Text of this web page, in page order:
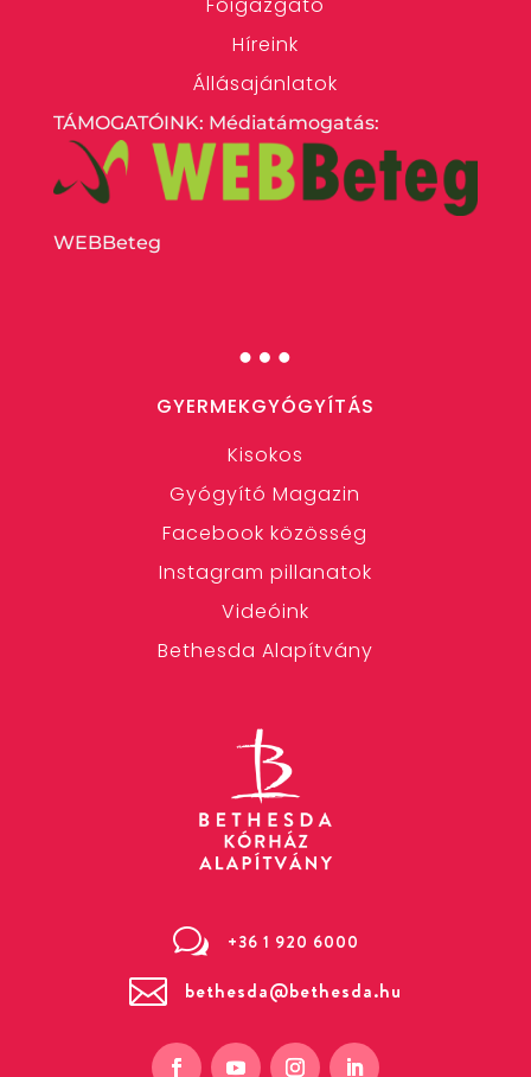
Híreink
Állásajánlatok
TÁMOGATÓINK: Médiatámogatás:
WEBBeteg
…
GYERMEKGYÓGYÍTÁS
Kisokos
Gyógyító Magazin
Facebook közösség
Instagram pillanatok
Videóink
Bethesda Alapítvány
w +36 1 920 6000
 bethesda@bethesda.hu